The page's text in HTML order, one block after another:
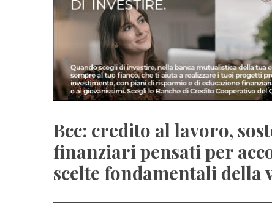
Bcc: credito al lavoro,
finanziari pensati per
scelte fondamentali della